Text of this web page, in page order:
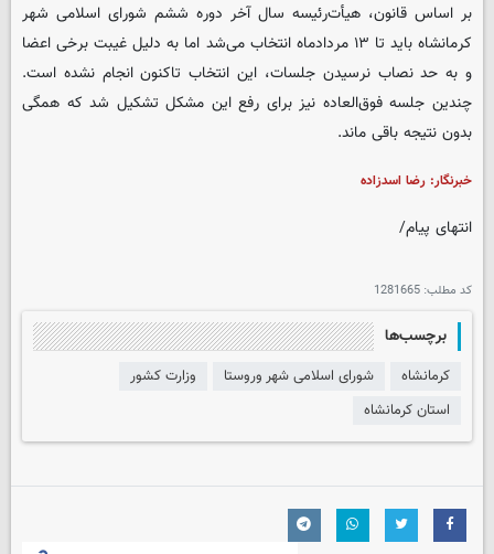
بر اساس قانون، هیأت‌رئیسه سال آخر دوره ششم شورای اسلامی شهر
کرمانشاه باید تا ۱۳ مردادماه انتخاب می‌شد اما به دلیل غیبت برخی اعضا
و به حد نصاب نرسیدن جلسات، این انتخاب تاکنون انجام نشده است.
چندین جلسه فوق‌العاده نیز برای رفع این مشکل تشکیل شد که همگی
بدون نتیجه باقی ماند.
خبرنگار: رضا اسدزاده
انتهای پیام/
کد مطلب: 1281665
برچسب‌ها
کرمانشاه شورای اسلامی شهر وروستا
وزارت کشور
استان کرمانشاه